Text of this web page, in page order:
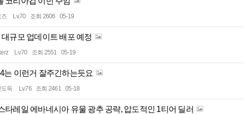
Lv.70 조회 2606 05-19
대규모 업데이트 배포 예정
Lv.70 조회 2551 05-19
는 이런거 잘주긴하는듯요
둑 Lv.76 조회 2461 05-18
타레일 에바네시아 유물 광추 공략, 압도적인 1티어 딜러